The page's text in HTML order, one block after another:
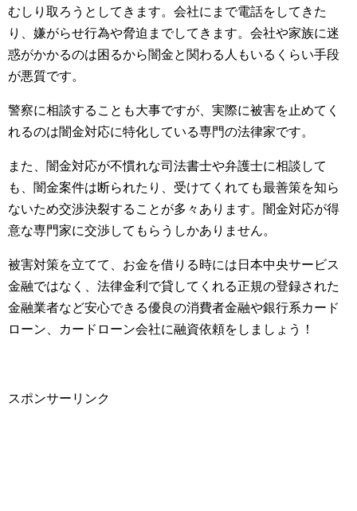
むしり取ろうとしてきます。会社にまで電話をしてきた
り、嫌がらせ行為や脅迫までしてきます。会社や家族に迷
惑がかかるのは困るから闇金と関わる人もいるくらい手段
が悪質です。
警察に相談することも大事ですが、実際に被害を止めてく
れるのは闇金対応に特化している専門の法律家です。
また、闇金対応が不慣れな司法書士や弁護士に相談して
も、闇金案件は断られたり、受けてくれても最善策を知ら
ないため交渉決裂することが多々あります。闇金対応が得
意な専門家に交渉してもらうしかありません。
被害対策を立てて、お金を借りる時には日本中央サービス
金融ではなく、法律金利で貸してくれる正規の登録された
金融業者など安心できる優良の消費者金融や銀行系カード
ローン、カードローン会社に融資依頼をしましょう！
スポンサーリンク